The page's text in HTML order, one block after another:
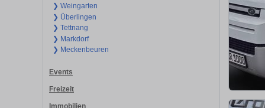
❯ Weingarten
❯ Überlingen
❯ Tettnang
❯ Markdorf
❯ Meckenbeuren
Events
Freizeit
Immobilien